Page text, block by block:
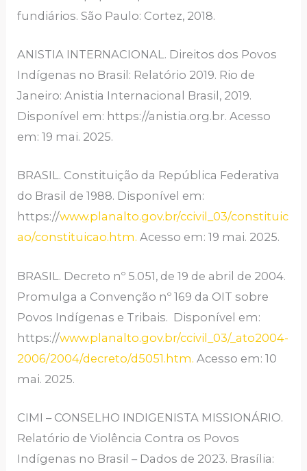
fundiários. São Paulo: Cortez, 2018.
ANISTIA INTERNACIONAL. Direitos dos Povos
Indígenas no Brasil: Relatório 2019. Rio de
Janeiro: Anistia Internacional Brasil, 2019.
Disponível em: https://anistia.org.br. Acesso
em: 19 mai. 2025.
BRASIL. Constituição da República Federativa
do Brasil de 1988. Disponível em:
https://www.planalto.gov.br/ccivil_03/constituic
ao/constituicao.htm. Acesso em: 19 mai. 2025.
BRASIL. Decreto nº 5.051, de 19 de abril de 2004.
Promulga a Convenção nº 169 da OIT sobre
Povos Indígenas e Tribais. Disponível em:
https://www.planalto.gov.br/ccivil_03/_ato2004-
2006/2004/decreto/d5051.htm. Acesso em: 10
mai. 2025.
CIMI – CONSELHO INDIGENISTA MISSIONÁRIO.
Relatório de Violência Contra os Povos
Indígenas no Brasil – Dados de 2023. Brasília: